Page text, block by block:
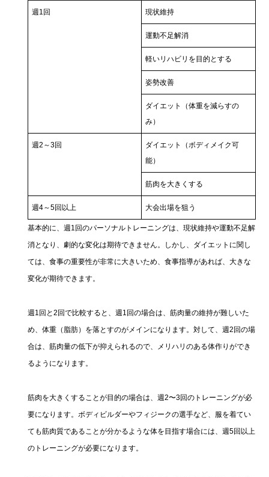
週1回 現状維持
運動不足解消
軽いリハビリを目的とする
姿勢改善
ダイエット（体重を減らすの
み）
週2～3回
ダイエット（ボディメイク可
能）
筋肉を大きくする
週4～5回以上 大会出場を狙う
基本的に、週1回のパーソナルトレーニングは、現状維持や運動不足解
消となり、劇的な変化は期待できません。しかし、ダイエットに関し
ては、食事の重要性が非常に大きいため、食事指導があれば、大きな
変化が期待できます。
週1回と2回で比較すると、週1回の場合は、筋肉量の維持が難しいた
め、体重（脂肪）を落とすのがメインになります。対して、週2回の場
合は、筋肉量の低下が抑えられるので、メリハリのある体作りができ
るようになります。
筋肉を大きくすることが目的の場合は、週2〜3回のトレーニングが必
要になります。ボディビルダーやフィジークの選手など、服を着てい
ても筋肉質であることが分かるような体を目指す場合には、週5回以上
のトレーニングが必要になります。